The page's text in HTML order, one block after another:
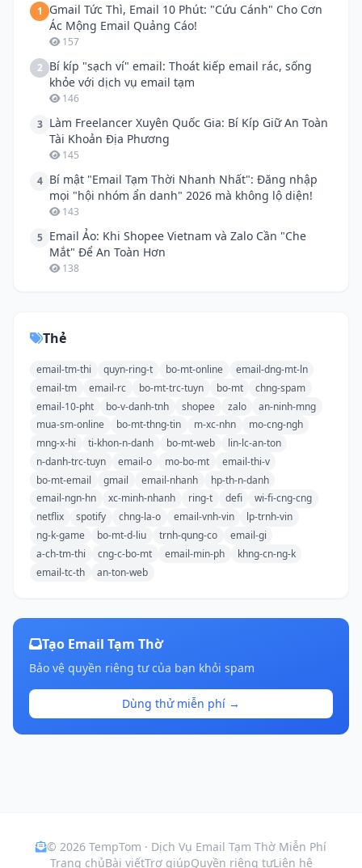
1
Gmail Tức Thì, Email 10 Phút: "Cứu Cánh" Cho Cơn
Ác Mộng Email Quảng Cáo!
157
2 Bí kíp "sạch ví" email: Thoát kiếp email rác, sống
khỏe với dịch vụ email tạm
146
3 Làm Freelancer Xuyên Quốc Gia: Bí Kíp Giữ An Toàn
Tài Khoản Địa Phương
145
4 Bí mật "Email Tạm Thời Nhanh Nhất": Đăng nhập
mọi "hội nhóm ẩn danh" 2026 mà không lộ diện!
143
5 Email Ảo: Khi Shopee Vietnam và Zalo Cần "Che
Mắt" Để An Toàn Hơn
138
Thẻ
email-tm-thi quyn-ring-t bo-mt-online
email-dng-mt-ln
email-tm
email-rc bo-mt-trc-tuyn bo-mt
chng-spam
email-10-pht
bo-v-danh-tnh shopee zalo
an-ninh-mng
mua-sm-online
bo-mt-thng-tin m-xc-nhn
mo-cng-ngh
mng-x-hi
ti-khon-n-danh bo-mt-web
lin-lc-an-ton
n-danh-trc-tuyn
email-o mo-bo-mt
email-thi-v
bo-mt-email
gmail email-nhanh
hp-th-n-danh
email-ngn-hn
xc-minh-nhanh ring-t defi
wi-fi-cng-cng
netflix
spotify chng-la-o email-vnh-vin
lp-trnh-vin
ng-k-game
bo-mt-d-liu trnh-qung-co
email-gi
a-ch-tm-thi
cng-c-bo-mt email-min-ph
khng-cn-ng-k
email-tc-th
an-ton-web
Tạo Email Tạm Thờ
Bảo vệ quyền riêng tư của bạn khỏi spam
Dùng thử miễn phí →
© 2026 TempTom · Dịch Vụ Email Tạm Thờ Miễn Phí
Trang chủBài viếtTrợ giúpQuyền riêng tưLiên hệ